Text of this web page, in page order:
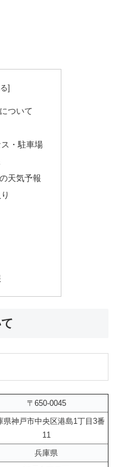
ついて
・駐車場
天気予報
〒650-0045
県神戸市中央区港島1丁目3番
11
兵庫県